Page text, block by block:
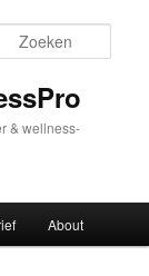
& wellness-
About